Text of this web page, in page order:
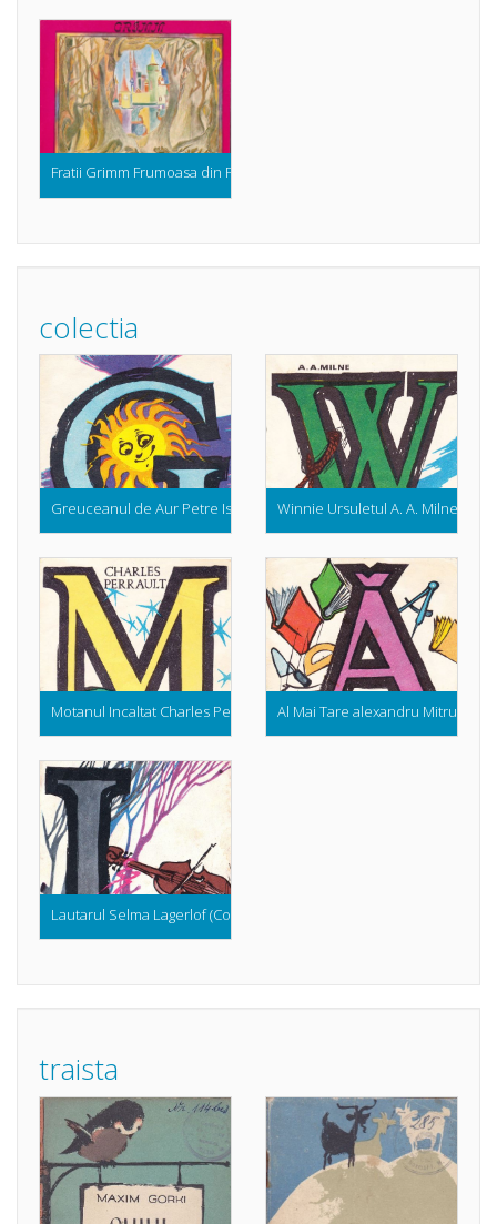
Fratii Grimm Frumoasa din Padurea Adormita
colectia
Greuceanul de Aur Petre Ispirescu (Colectia Abc ul Povestilor)
Winnie Ursuletul A. A. Milne
Motanul Incaltat Charles Perrault (Colectia Abc ul Povestilor)
Al Mai Tare alexandru Mitru
Lautarul Selma Lagerlof (Colectia Abc ul Povestilor)
traista